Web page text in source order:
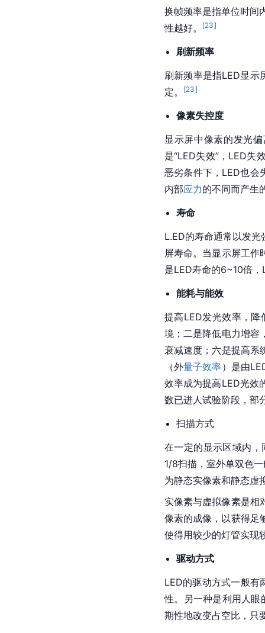
换帧频率是指单位时间
性越好。
[23]
刷新频率
刷新频率是指LED显
定。
[23]
像素失控度
显示屏中像素的发光
是“LED失效”，LED失
恶劣条件下，LED也会
内部应力的不同而产生
寿命
L.ED的寿命通常以发光
屏寿命。当显示屏工作
是LED寿命的6~10倍
能耗与能效
提高LED发光效率，
境；二是降低电力增容
衰减速度；六是提高系
（外量子效率）是由
效率成为提高LED光效
数已进人试验阶段，部
扫描方式
在一定的显示区域内
1/8扫描，室外单双色
为静态实像素和静态虚
实像素与虚拟像素是相
像素的成像，以获得足
使得用较少的灯管实现
驱动方式
LED的驱动方式一般有
性。另一种是利用人眼
期性地改变占空比，只